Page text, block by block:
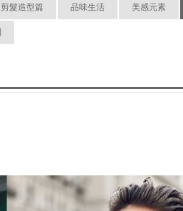
剪髮造型篇 品味生活 美感元素